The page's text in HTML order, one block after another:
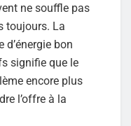
ne souffle pas
toujours. La
d’énergie bon
signifie que le
encore plus
l’offre à la